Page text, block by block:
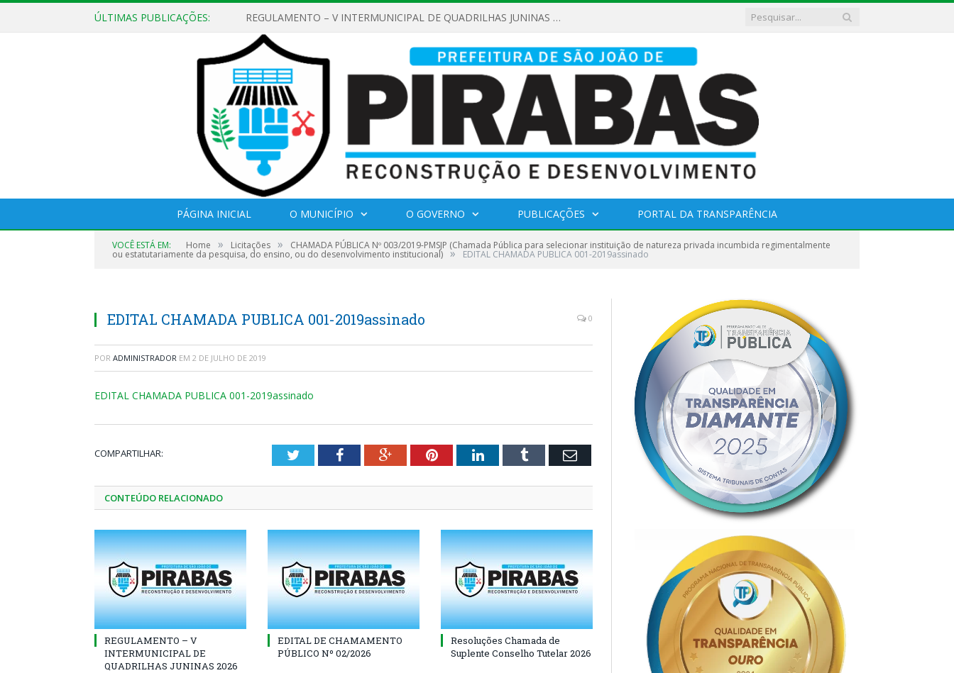
ÚLTIMAS PUBLICAÇÕES: REGULAMENTO – V INTERMUNICIPAL DE QUADRILHAS JUNINAS 2026
PÁGINA INICIAL O MUNICÍPIO O GOVERNO PUBLICAÇÕES PORTAL DA TRANSPARÊNCIA
VOCÊ ESTÁ EM: Home » Licitações » CHAMADA PÚBLICA Nº 003/2019-PMSJP (Chamada Pública para selecionar instituição de natureza privada incumbida regimentalmente
ou estatutariamente da pesquisa, do ensino, ou do desenvolvimento institucional) » EDITAL CHAMADA PUBLICA 001-2019assinado
EDITAL CHAMADA PUBLICA 001-2019assinado 0
POR ADMINISTRADOR EM 2 DE JULHO DE 2019
EDITAL CHAMADA PUBLICA 001-2019assinado
COMPARTILHAR: TwitterFacebookGoogle+PinterestLinkedInTumblr Email
CONTEÚDO RELACIONADO
REGULAMENTO – V
INTERMUNICIPAL DE
QUADRILHAS JUNINAS 2026
EDITAL DE CHAMAMENTO
PÚBLICO Nº 02/2026
Resoluções Chamada de
Suplente Conselho Tutelar 2026